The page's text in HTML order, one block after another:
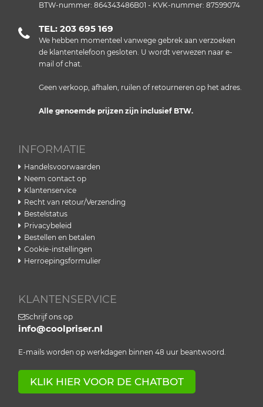
BTW-nummer: 864343486B01 - KVK-nummer: 87599074
TEL: 203 695 169
We hebben momenteel vanwege gebrek aan verzoeken
de klantentelefoon gesloten. U wordt verwezen naar e-
mail of chat.
Geen verkoop, afhalen, ruilen of retourneren op het adres.
Alle genoemde prijzen zijn inclusief BTW.
INFORMATIE
Handelsvoorwaarden
Neem contact op
Klantenservice
Recht van retour/Verzending
Bestelstatus
Privacybeleid
Bestellen en betalen
Cookie-instellingen
Herroepingsformulier
KLANTENSERVICE
Schrijf ons op
info@coolpriser.nl
E-mails worden op werkdagen binnen 48 uur beantwoord.
KLIK HIER VOOR DE CHATBOT